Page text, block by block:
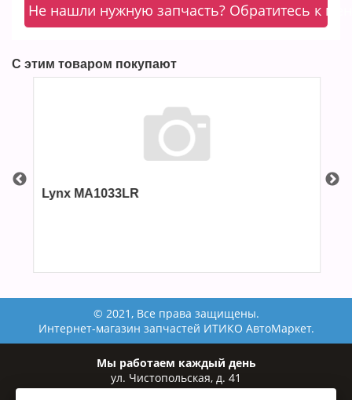
Не нашли нужную запчасть? Обратитесь к
С этим товаром покупают
Lynx MA1033LR
© 2021, Все права защищены.
Интернет-магазин запчастей ИТИКО АвтоМаркет.
Мы работаем каждый день
ул. Чистопольская, д. 41
ул. Рихарда Зорге, 82